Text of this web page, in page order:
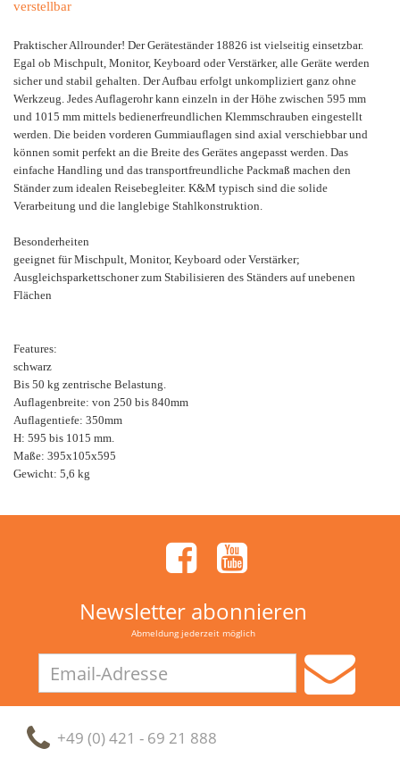
verstellbar
Praktischer Allrounder! Der Geräteständer 18826 ist vielseitig einsetzbar.
Egal ob Mischpult, Monitor, Keyboard oder Verstärker, alle Geräte werden
sicher und stabil gehalten. Der Aufbau erfolgt unkompliziert ganz ohne
Werkzeug. Jedes Auflagerohr kann einzeln in der Höhe zwischen 595 mm
und 1015 mm mittels bedienerfreundlichen Klemmschrauben eingestellt
werden. Die beiden vorderen Gummiauflagen sind axial verschiebbar und
können somit perfekt an die Breite des Gerätes angepasst werden. Das
einfache Handling und das transportfreundliche Packmaß machen den
Ständer zum idealen Reisebegleiter. K&M typisch sind die solide
Verarbeitung und die langlebige Stahlkonstruktion.
Besonderheiten
geeignet für Mischpult, Monitor, Keyboard oder Verstärker;
Ausgleichsparkettschoner zum Stabilisieren des Ständers auf unebenen
Flächen
Features:
schwarz
Bis 50 kg zentrische Belastung.
Auflagenbreite: von 250 bis 840mm
Auflagentiefe: 350mm
H: 595 bis 1015 mm.
Maße: 395x105x595
Gewicht: 5,6 kg
Newsletter abonnieren
Abmeldung jederzeit möglich
Adresse
+49 (0) 421 - 69 21 888